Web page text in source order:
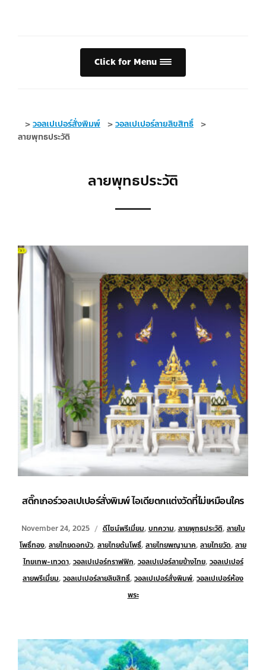
Click for Menu
>วอลเปเปอร์สั่งพิมพ์ >วอลเปเปอร์ลายลิขสิทธิ์ >
ลายพุทธประวัติ
ลายพุทธประวัติ
สติ๊กเกอร์วอลเปเปอร์สั่งพิมพ์ ไอเดียตกแต่งวัดที่ไม่เหมือนใคร
November 24, 2025 ดีไซน์พรีเมี่ยม, บทความ, ลายพุทธประวัติ, ลายใบ
โพธิ์ทอง, ลายไทยดอกบัว, ลายไทยต้นโพธิ์, ลายไทยพญานาค, ลายไทยวัด, ลาย
ไทยเทพ-เทวดา, วอลเปเปอร์กราฟฟิก, วอลเปเปอร์ลายข้างไทย, วอลเปเปอร์
ลายพรีเมี่ยม, วอลเปเปอร์ลายลิขสิทธิ์, วอลเปเปอร์สั่งพิมพ์, วอลเปเปอร์ห้อง
พระ